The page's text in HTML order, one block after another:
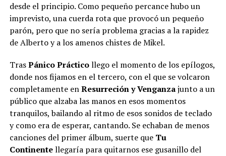
desde el principio. Como pequeño percance hubo un
imprevisto, una cuerda rota que provocó un pequeño
parón, pero que no sería problema gracias a la rapidez
de Alberto y a los amenos chistes de Mikel.
TrasPánico Prácticollego el momento de los epílogos,
donde nos fijamos en el tercero, con el que se volcaron
completamente enResurreción y Venganzajunto a un
público que alzaba las manos en esos momentos
tranquilos, bailando al ritmo de esos sonidos de teclado
y como era de esperar, cantando. Se echaban de menos
canciones del primer álbum, suerte que Tu
Continentellegaría para quitarnos ese gusanillo del